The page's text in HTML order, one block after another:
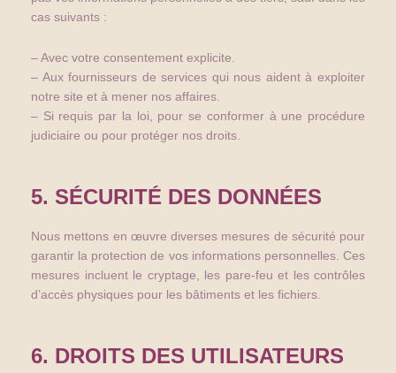
cas suivants :
– Avec votre consentement explicite.
– Aux fournisseurs de services qui nous aident à exploiter
notre site et à mener nos affaires.
– Si requis par la loi, pour se conformer à une procédure
judiciaire ou pour protéger nos droits.
5. SÉCURITÉ DES DONNÉES
Nous mettons en œuvre diverses mesures de sécurité pour
garantir la protection de vos informations personnelles. Ces
mesures incluent le cryptage, les pare-feu et les contrôles
d’accès physiques pour les bâtiments et les fichiers.
6. DROITS DES UTILISATEURS